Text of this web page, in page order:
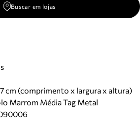
Buscar em lojas
cm (comprimento x largura x altura)
Marrom Média Tag Metal